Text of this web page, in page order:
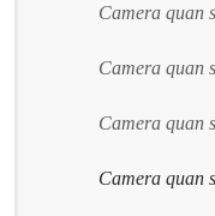
Camera quan
Camera quan
Camera quan
Camera quan